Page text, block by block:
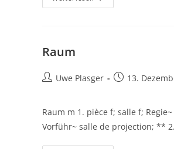
Raum
Beitrags-
Uwe Plasger
Beitrag
13.
Raum m 1. pièce f; salle f;
Vorführ~ salle de projection; **